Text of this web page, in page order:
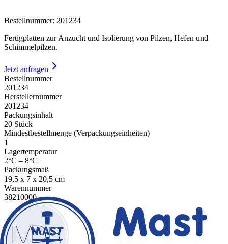
Bestellnummer: 201234
Fertigplatten zur Anzucht und Isolierung von Pilzen, Hefen und
Schimmelpilzen.
Jetzt anfragen
Bestellnummer
201234
Herstellernummer
201234
Packungsinhalt
20 Stück
Mindestbestellmenge (Verpackungseinheiten)
1
Lagertemperatur
2°C – 8°C
Packungsmaß
19,5 x 7 x 20,5 cm
Warennummer
38210000